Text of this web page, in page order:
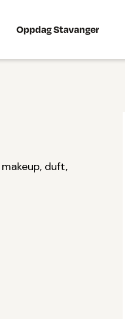
Oppdag Stavanger
duft,